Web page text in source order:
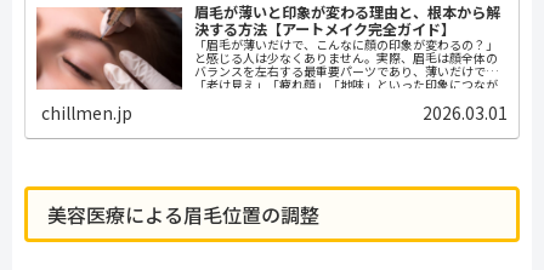
眉毛が薄いと印象が変わる理由と、根本から解
決する方法【アートメイク完全ガイド】
「眉毛が薄いだけで、こんなに顔の印象が変わるの？」
と感じる人は少なくありません。実際、眉毛は顔全体の
バランスを左右する最重要パーツであり、薄いだけで
「老け見え」「疲れ顔」「地味」といった印象につなが
chillmen.jp 2026.03.01
美容医療による眉毛位置の調整